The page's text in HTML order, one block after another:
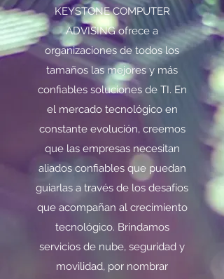
KEYSTONE COMPUTER
ADVISING ofrece a
organizaciones de todos los
tamaños las mejores y más
confiables soluciones de TI. En
el mercado tecnológico en
constante evolución, creemos
que las empresas necesitan
aliados confiables que puedan
guiarlas a través de los desafíos
que acompañan al crecimiento
tecnológico. Brindamos
servicios de nube, seguridad y
movilidad, por nombrar